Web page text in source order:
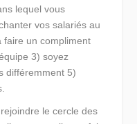
lequel vous
vos salariés au
faire un compliment
3) soyez
différemment 5)
le cercle des